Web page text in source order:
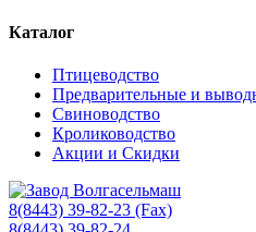
Каталог
Птицеводство
Предварительные и
Свиноводство
Кролиководство
Акции и Скидки
8(8443) 39-82-23 (Fax)